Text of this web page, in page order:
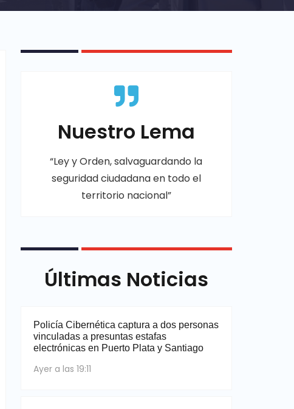
Nuestro Lema
“Ley y Orden, salvaguardando la
seguridad ciudadana en todo el
territorio nacional”
Últimas Noticias
Policía Cibernética captura a dos personas
vinculadas a presuntas estafas
electrónicas en Puerto Plata y Santiago
Ayer a las 19:11